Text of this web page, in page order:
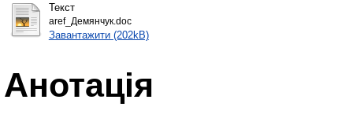
Текст
aref_Демянчук.doc
Завантажити (202kB)
Анотація